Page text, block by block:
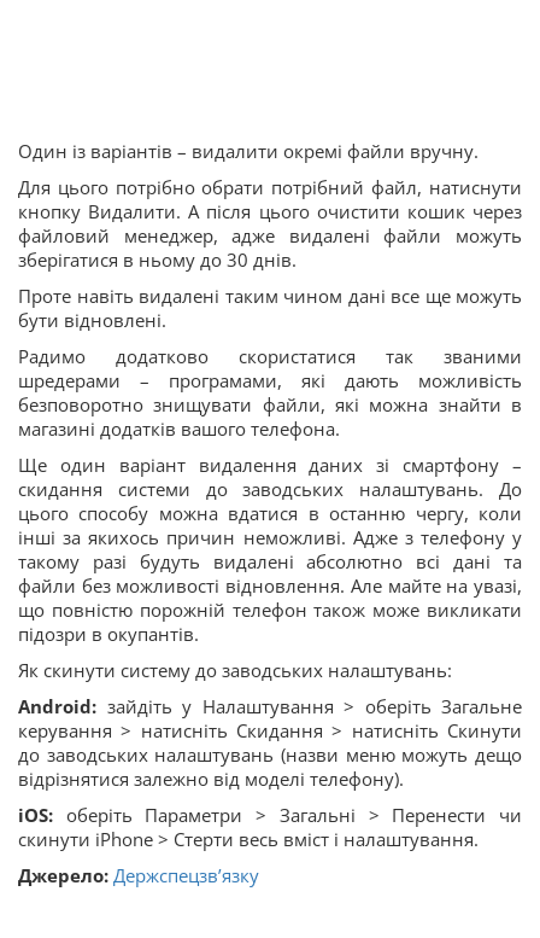
Один із варіантів – видалити окремі файли вручну.
Для цього потрібно обрати потрібний файл, натиснути
кнопку Видалити. А після цього очистити кошик через
файловий менеджер, адже видалені файли можуть
зберігатися в ньому до 30 днів.
Проте навіть видалені таким чином дані все ще можуть
бути відновлені.
Радимо додатково скористатися так званими
шредерами – програмами, які дають можливість
безповоротно знищувати файли, які можна знайти в
магазині додатків вашого телефона.
Ще один варіант видалення даних зі смартфону –
скидання системи до заводських налаштувань. До
цього способу можна вдатися в останню чергу, коли
інші за якихось причин неможливі. Адже з телефону у
такому разі будуть видалені абсолютно всі дані та
файли без можливості відновлення. Але майте на увазі,
що повністю порожній телефон також може викликати
підозри в окупантів.
Як скинути систему до заводських налаштувань:
Android: зайдіть у Налаштування > оберіть Загальне
керування > натисніть Скидання > натисніть Скинути
до заводських налаштувань (назви меню можуть дещо
відрізнятися залежно від моделі телефону).
iOS: оберіть Параметри > Загальні > Перенести чи
скинути iPhone > Стерти весь вміст і налаштування.
Джерело: Держспецзв’язку